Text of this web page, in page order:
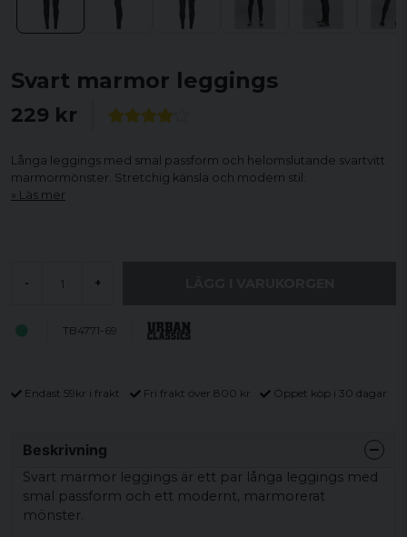
Svart marmor leggings
229 kr
Långa leggings med smal passform och helomslutande svartvitt
marmormönster. Stretchig känsla och modern stil.
Läs mer
- +
TB4771-69
Endast 59kr i frakt Fri frakt över 800 kr Öppet köp i 30 dagar
Beskrivning
Svart marmor leggings är ett par långa leggings med
smal passform och ett modernt, marmorerat
mönster.